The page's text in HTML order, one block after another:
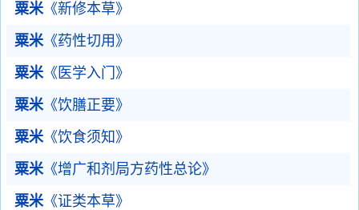
粟米《新修本草》
粟米《药性切用》
粟米《医学入门》
粟米《饮膳正要》
粟米《饮食须知》
粟米《增广和剂局方药性总论》
粟米《证类本草》